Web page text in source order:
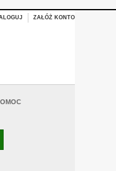
ZAŁÓŻ KONTO